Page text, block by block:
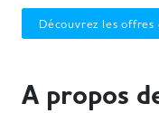
Découvrez les offres
A propos